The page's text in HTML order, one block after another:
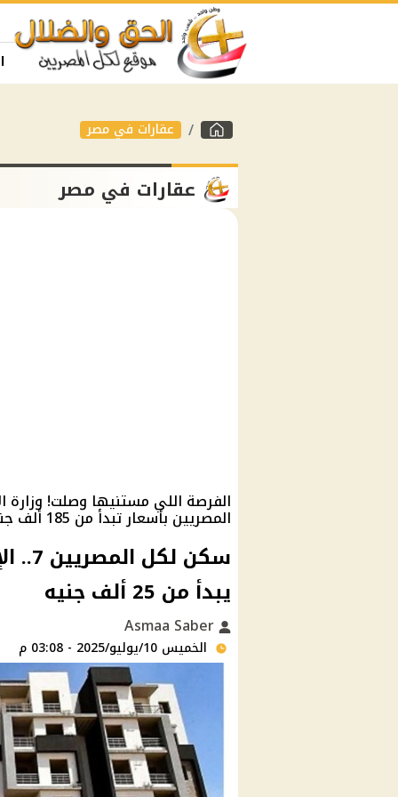
عقارات في مصر
عقارات في مصر
الفرصة اللي مستنيها وصلت!
المصريين بأسعار تبدأ من 185 ألف جنيه وبالتقسيط على 20 سنة كيف تحصل عليها؟
يبدأ من 25 ألف جنيه
الخميس 10/يوليو/2025 - 03:08 م